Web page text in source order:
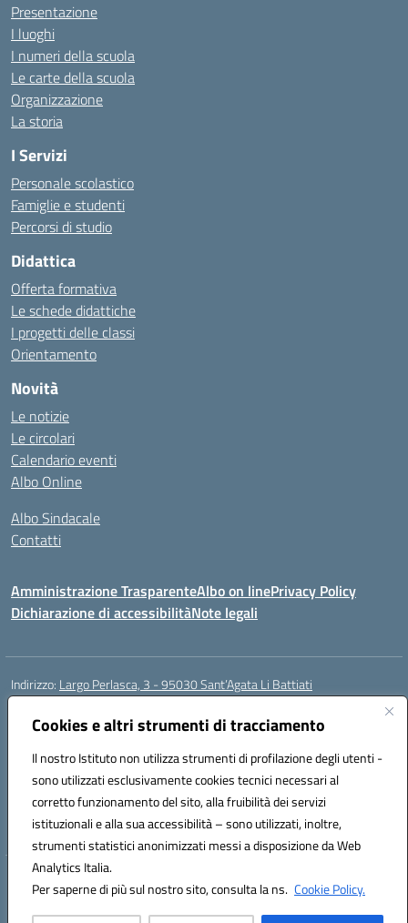
Cookies e altri strumenti di tracciamento
Il nostro Istituto non utilizza strumenti di profilazione degli utenti -
sono utilizzati esclusivamente cookies tecnici necessari al
corretto funzionamento del sito, alla fruibilità dei servizi
istituzionali e alla sua accessibilità – sono utilizzati, inoltre,
strumenti statistici anonimizzati messi a disposizione da Web
Analytics Italia.
Per saperne di più sul nostro sito, consulta la ns. Cookie Policy.
Presentazione
I luoghi
I numeri della scuola
Le carte della scuola
Organizzazione
La storia
I Servizi
Personale scolastico
Famiglie e studenti
Percorsi di studio
Didattica
Offerta formativa
Le schede didattiche
I progetti delle classi
Orientamento
Novità
Le notizie
Le circolari
Calendario eventi
Albo Online
Albo Sindacale
Contatti
Amministrazione TrasparenteAlbo on linePrivacy Policy
Dichiarazione di accessibilitàNote legali
Indirizzo: Largo Perlasca, 3 - 95030 Sant’Agata Li Battiati
Centralino:
ctic8bl002@istruzione.it
Posta elettronica certificata (PEC):ctic8bl002@pec.istruzione.it
Codice fiscale: 93253680875
Codice meccanografico:CTIC8BL002
Codice Indice delle Pubbliche Amministrazioni (IPA): 7UKG69R2
Codice unico di fatturazione (CUF): F8M4AH
Hosting & Powered by 3D Solution S.r.l.
Concept & Design by Designers Italia